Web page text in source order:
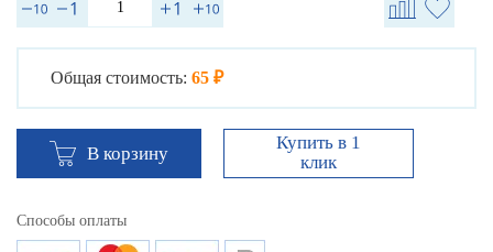
Общая стоимость: 65 ₽
В корзину
Купить в 1
клик
Способы оплаты